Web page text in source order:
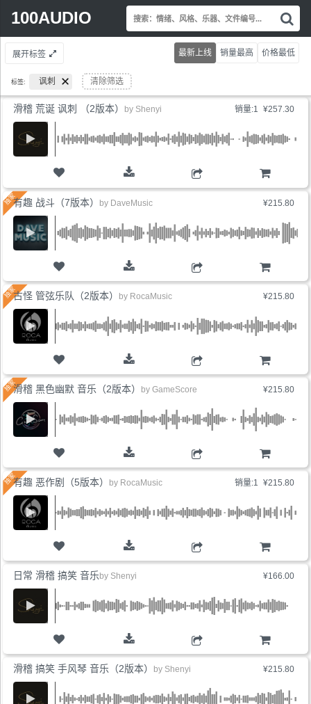
100AUDIO
Search
索
情
绪
乐
文
展开标签
标签: 讽刺 清除筛选
最新上线 销量最高 价格最低
销量:1 ¥257.30
滑稽 荒诞 讽刺 （2版本） by Shenyi
¥215.80
购物车
有趣 战斗（7版本） by DaveMusic
¥215.80
购物车
古怪 管弦乐队（2版本） by RocaMusic
¥215.80
购物车
滑稽 黑色幽默 音乐（2版本） by GameScore
销量:1 ¥215.80
购物车
有趣 恶作剧（5版本） by RocaMusic
¥166.00
购物车
日常 滑稽 搞笑 音乐 by Shenyi
¥215.80
滑稽 搞笑 手风琴 音乐（2版本） by Shenyi